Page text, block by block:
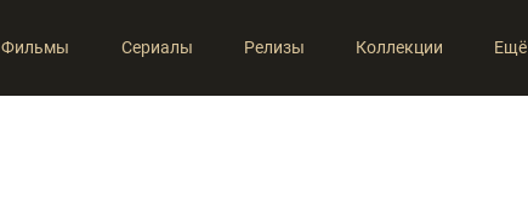
Фильмы Сериалы Релизы Коллекции Ещё